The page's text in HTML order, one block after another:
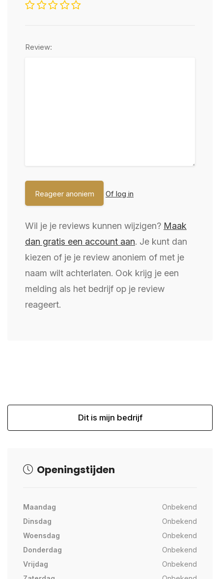
Review:
Of log in
Wil je je reviews kunnen wijzigen? Maak
dan gratis een account aan. Je kunt dan
kiezen of je je review anoniem of met je
naam wilt achterlaten. Ook krijg je een
melding als het bedrijf op je review
reageert.
Dit is mijn bedrijf
Openingstijden
Maandag
Onbekend
Dinsdag
Onbekend
Woensdag
Onbekend
Donderdag
Onbekend
Vrijdag
Onbekend